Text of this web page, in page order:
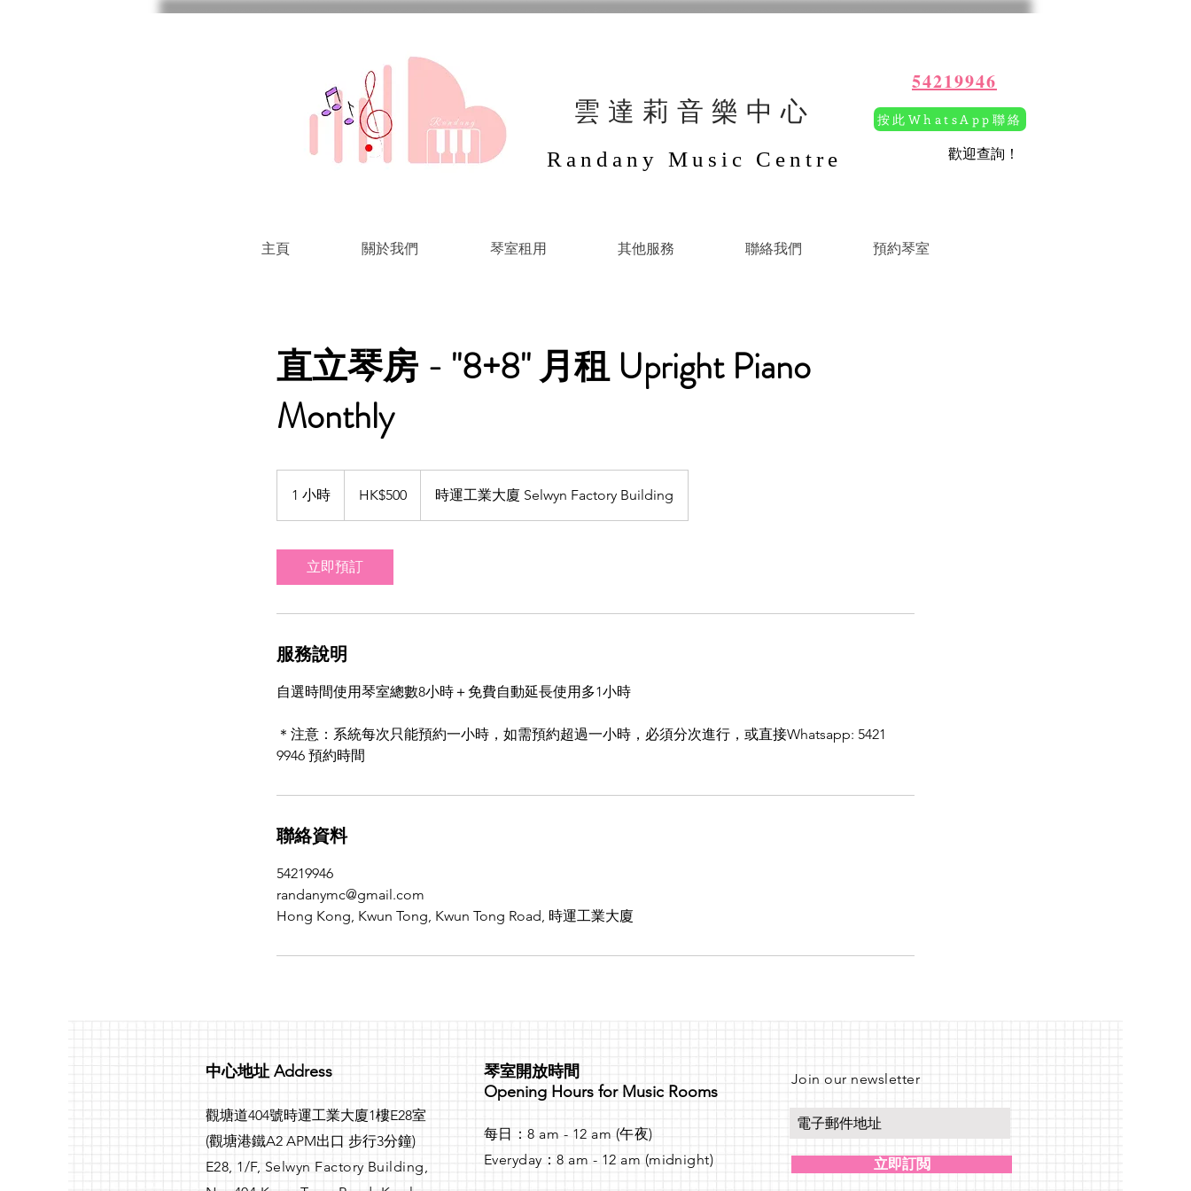
Randany Music Centre
​雲達莉音樂中心
54219946
​歡迎查詢！
按此WhatsApp聯絡
主頁 關於我們 琴室租用 其他服務 聯絡我們 預約琴室
直立琴房 - "8+8" 月租 Upright Piano
Monthly
1 小時
小
HK$500 時運工業大廈 Selwyn Factory Building
立即預訂
服務說明
自選時間使用琴室總數8小時＋免費自動延長使用多1小時
＊注意：系統每次只能預約一小時，如需預約超過一小時，必須分次進行，或直接Whatsapp: 5421
9946 預約時間
聯絡資料
54219946
randanymc@gmail.com
Hong Kong, Kwun Tong, Kwun Tong Road, 時運工業大廈
​中心地址 Address
​觀塘道404號時運工業大廈1樓E28室
(觀塘港鐵A2 APM出口 步行3分鐘)
E28, 1/F, Selwyn Factory Building,
琴室開放時間
Opening Hours for Music Rooms
每日：8 am - 12 am (午夜)
Everyday：8 am - 12 am (midnight)
Join our newsletter
立即訂閲